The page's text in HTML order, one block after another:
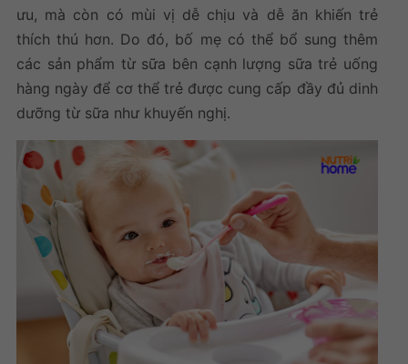
ưu, mà còn có mùi vị dễ chịu và dễ ăn khiến trẻ
thích thú hơn. Do đó, bố mẹ có thể bổ sung thêm
các sản phẩm từ sữa bên cạnh lượng sữa trẻ uống
hàng ngày để cơ thể trẻ được cung cấp đầy đủ dinh
dưỡng từ sữa như khuyến nghị.